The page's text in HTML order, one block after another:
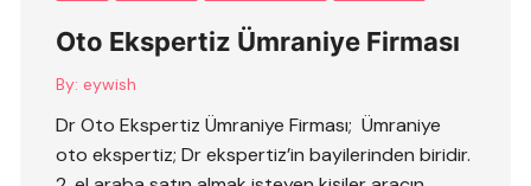
Oto Ekspertiz Ümraniye Firması
By: eywish
Dr Oto Ekspertiz Ümraniye Firması; Ümraniye
oto ekspertiz; Dr ekspertiz’in bayilerinden biridir.